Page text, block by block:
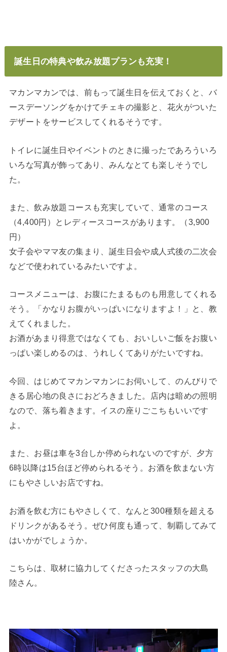
誕生日の特典や飲み放題プランも充実！
マカンマカンでは、前もって誕生日を伝えておくと、バ
ースデーソングをかけてチェキの撮影と、花火がついた
デザートをサービスしてくれるそうです。
トイレに誕生日やイベントのときに撮ったであろういろ
いろな写真が飾ってあり、みんなとても楽しそうでし
た。
また、飲み放題コースも充実していて、通常のコース
（4,400円）とレディースコースがあります。（3,900
円）
女子会やママ友の集まり、誕生日会や成人式後の二次会
などで使われているみたいですよ。
コースメニューは、お腹にたまるものも用意してくれる
そう。「かなりお腹がいっぱいになりますよ！」と、教
えてくれました。
お酒があまり得意ではなくても、おいしいご飯をお腹い
っぱい楽しめるのは、うれしくてありがたいですね。
今回、はじめてマカンマカンにお伺いして、のんびりで
きる居心地の良さにおどろきました。店内は暗めの照明
なので、落ち着きます。イスの座りごこちもいいです
よ。
また、お昼は車を3台しか停められないのですが、夕方
6時以降は15台ほど停められるそう。お酒を飲まない方
にもやさしいお店ですね。
お酒を飲む方にもやさしくて、なんと300種類を超える
ドリンクがあるそう。ぜひ何度も通って、制覇してみて
はいかがでしょうか。
こちらは、取材に協力してくださったスタッフの大島
陸さん。